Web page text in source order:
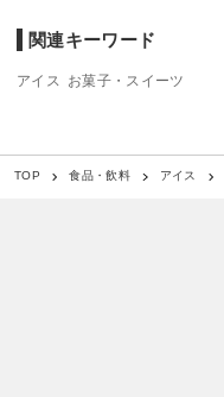
関連キーワード
アイス お菓子・スイーツ
TOP 食品・飲料 アイス